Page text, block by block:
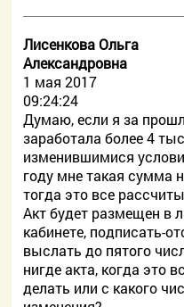
Лисенкова Ольга
Александровна
1 мая 2017
09:24:24
Думаю, если я за
заработала более 4
изменившимися
году мне такая сумма
тогда это все
Акт будет размещен в
кабинете, подписать-
выслать до пятого
нигде акта, когда это
делать или с какого